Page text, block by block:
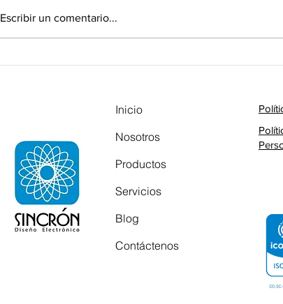
CONTROL DE PRODUCCIÓN
Escribir un comentario...
Inicio
Nosotros
Productos
Servicios
Blog
Contáctenos